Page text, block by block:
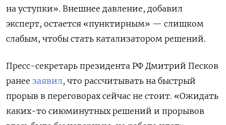
на уступки». Внешнее давление, добавил
эксперт, остается «пунктирным» — слишком
слабым, чтобы стать катализатором решений.
Пресс-секретарь президента РФ Дмитрий Песков
ранее заявил, что рассчитывать на быстрый
прорыв в переговорах сейчас не стоит. «Ожидать
каких-то сиюминутных решений и прорывов